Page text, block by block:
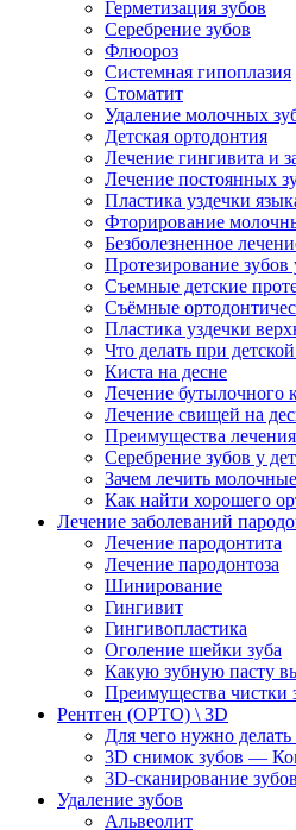
Герметизация зубов
Серебрение зубов
Флюороз
Системная гипоплазия
Стоматит
Удаление молочных
Детская ортодонтия
Лечение гингивита и
Лечение постоянных
Пластика уздечки
Фторирование
Безболезненное
Протезирование зубов
Съемные детские
Cъёмные
Пластика уздечки
Что делать при
Киста на десне
Лечение бутылочного
Лечение свищей на
Преимущества
Серебрение зубов у
Зачем лечить
Как найти хорошего
Лечение заболеваний
Лечение пародонтита
Лечение пародонтоза
Шинирование
Гингивит
Гингивопластика
Оголение шейки зуба
Какую зубную пасту
Преимущества
Рентген (ОРТО) \ 3D
Для чего нужно
3D снимок зубов —
3D-cканирование
Удаление зубов
Альвеолит